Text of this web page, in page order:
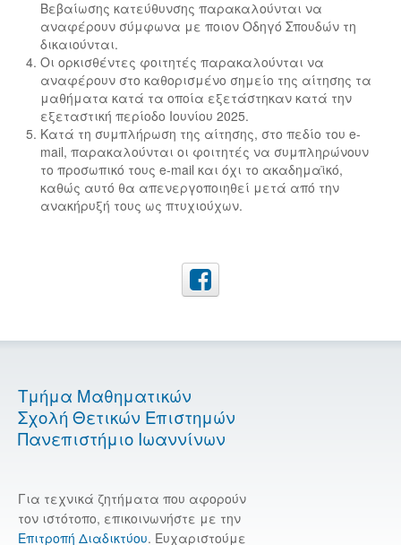
Βεβαίωσης κατεύθυνσης παρακαλούνται να
αναφέρουν σύμφωνα με ποιον Οδηγό Σπουδών τη
δικαιούνται.
Οι ορκισθέντες φοιτητές παρακαλούνται να
αναφέρουν στο καθορισμένο σημείο της αίτησης τα
μαθήματα κατά τα οποία εξετάστηκαν κατά την
εξεταστική περίοδο Ιουνίου 2025.
Κατά τη συμπλήρωση της αίτησης, στο πεδίο του e-
mail, παρακαλούνται οι φοιτητές να συμπληρώνουν
το προσωπικό τους e-mail και όχι το ακαδημαϊκό,
καθώς αυτό θα απενεργοποιηθεί μετά από την
ανακήρυξή τους ως πτυχιούχων.
Τμήμα Μαθηματικών
Σχολή Θετικών Επιστημών
Πανεπιστήμιο Ιωαννίνων
Για τεχνικά ζητήματα που αφορούν
τον ιστότοπο, επικοινωνήστε με την
Επιτροπή Διαδικτύου. Ευχαριστούμε